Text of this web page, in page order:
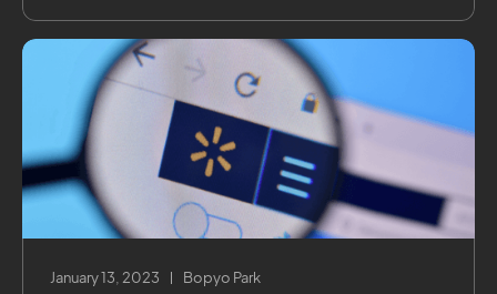
January 13, 2023 Bopyo Park